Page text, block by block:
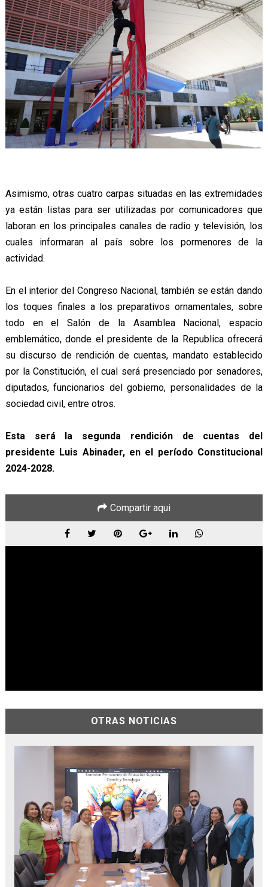
Asimismo, otras cuatro carpas situadas en las extremidades
ya están listas para ser utilizadas por comunicadores que
laboran en los principales canales de radio y televisión, los
cuales informaran al país sobre los pormenores de la
actividad.
En el interior del Congreso Nacional, también se están dando
los toques finales a los preparativos ornamentales, sobre
todo en el Salón de la Asamblea Nacional, espacio
emblemático, donde el presidente de la Republica ofrecerá
su discurso de rendición de cuentas, mandato establecido
por la Constitución, el cual será presenciado por senadores,
diputados, funcionarios del gobierno, personalidades de la
sociedad civil, entre otros.
Esta será la segunda rendición de cuentas del
presidente Luis Abinader, en el período Constitucional
2024-2028.
Compartir aqui
OTRAS NOTICIAS